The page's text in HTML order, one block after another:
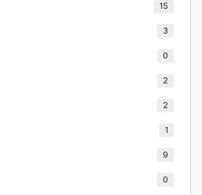
15
3
0
2
2
1
9
0